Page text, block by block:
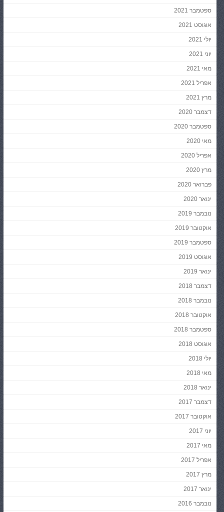
ספטמבר 2021
אוגוסט 2021
יולי 2021
יוני 2021
מאי 2021
אפריל 2021
מרץ 2021
דצמבר 2020
ספטמבר 2020
מאי 2020
אפריל 2020
מרץ 2020
פברואר 2020
ינואר 2020
נובמבר 2019
אוקטובר 2019
ספטמבר 2019
אוגוסט 2019
ינואר 2019
דצמבר 2018
נובמבר 2018
אוקטובר 2018
ספטמבר 2018
אוגוסט 2018
יולי 2018
מאי 2018
ינואר 2018
דצמבר 2017
אוקטובר 2017
יוני 2017
מאי 2017
אפריל 2017
מרץ 2017
ינואר 2017
נובמבר 2016